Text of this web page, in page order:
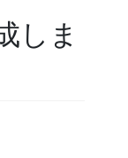
しま